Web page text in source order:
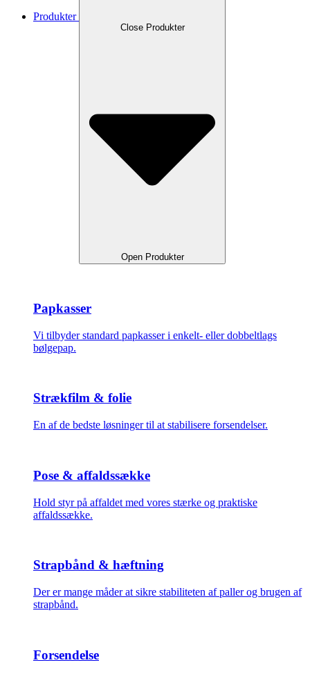
Produkter
Close Produkter
Open Produkter
Papkasser
Vi tilbyder standard papkasser i enkelt- eller dobbeltlags
bølgepap.
Strækfilm & folie
En af de bedste løsninger til at stabilisere forsendelser.
Pose & affaldssække
Hold styr på affaldet med vores stærke og praktiske
affaldssække.
Strapbånd & hæftning
Der er mange måder at sikre stabiliteten af paller og brugen af
strapbånd.
Forsendelse